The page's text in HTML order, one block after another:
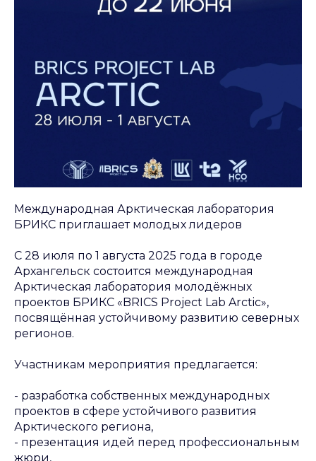
Международная Арктическая лаборатория
БРИКС приглашает молодых лидеров
С 28 июля по 1 августа 2025 года в городе
Архангельск состоится международная
Арктическая лаборатория молодёжных
проектов БРИКС «BRICS Project Lab Arctic»,
посвящённая устойчивому развитию северных
регионов.
Участникам мероприятия предлагается:
- разработка собственных международных
проектов в сфере устойчивого развития
Арктического региона,
- презентация идей перед профессиональным
жюри,